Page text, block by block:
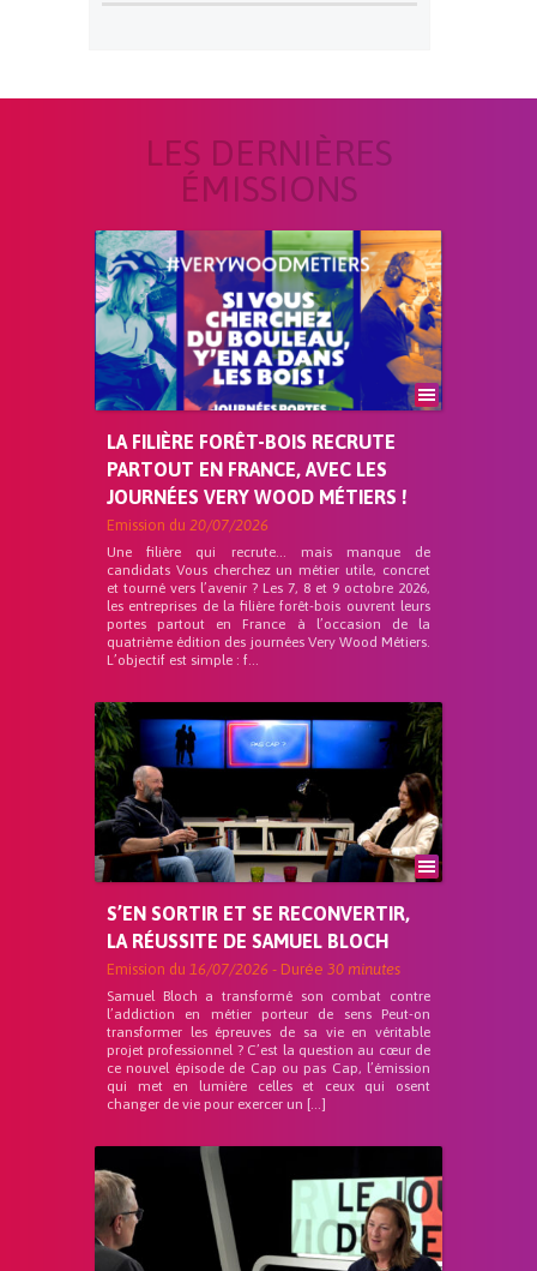
LES DERNIÈRES
ÉMISSIONS
LA FILIÈRE FORÊT-BOIS RECRUTE
PARTOUT EN FRANCE, AVEC LES
JOURNÉES VERY WOOD MÉTIERS !
Emission du 20/07/2026
Une filière qui recrute… mais manque de
candidats Vous cherchez un métier utile, concret
et tourné vers l’avenir ? Les 7, 8 et 9 octobre 2026,
les entreprises de la filière forêt-bois ouvrent leurs
portes partout en France à l’occasion de la
quatrième édition des journées Very Wood Métiers.
L’objectif est simple : f...
S’EN SORTIR ET SE RECONVERTIR,
LA RÉUSSITE DE SAMUEL BLOCH
Emission du 16/07/2026 - Durée 30 minutes
Samuel Bloch a transformé son combat contre
l’addiction en métier porteur de sens Peut-on
transformer les épreuves de sa vie en véritable
projet professionnel ? C’est la question au cœur de
ce nouvel épisode de Cap ou pas Cap, l’émission
qui met en lumière celles et ceux qui osent
changer de vie pour exercer un […]